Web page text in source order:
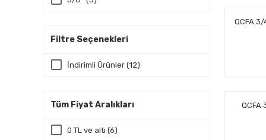
Filtre Seçenekleri
İndirimli Ürünler (12)
Tüm Fiyat Aralıkları
0 TL ve altı (6)
dikkat
önümüzü
QCFA 3/
QCFA